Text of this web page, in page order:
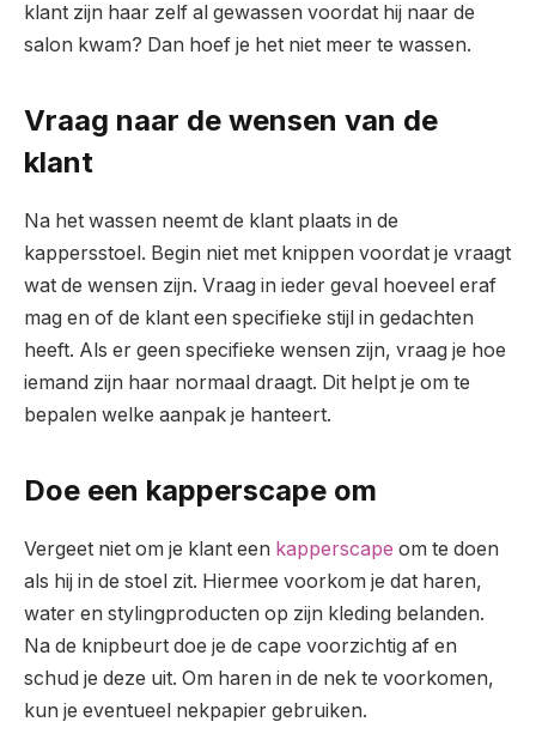
klant zijn haar zelf al gewassen voordat hij naar de
salon kwam? Dan hoef je het niet meer te wassen.
Vraag naar de wensen van de
klant
Na het wassen neemt de klant plaats in de
kappersstoel. Begin niet met knippen voordat je vraagt
wat de wensen zijn. Vraag in ieder geval hoeveel eraf
mag en of de klant een specifieke stijl in gedachten
heeft. Als er geen specifieke wensen zijn, vraag je hoe
iemand zijn haar normaal draagt. Dit helpt je om te
bepalen welke aanpak je hanteert.
Doe een kapperscape om
Vergeet niet om je klant een kapperscape om te doen
als hij in de stoel zit. Hiermee voorkom je dat haren,
water en stylingproducten op zijn kleding belanden.
Na de knipbeurt doe je de cape voorzichtig af en
schud je deze uit. Om haren in de nek te voorkomen,
kun je eventueel nekpapier gebruiken.